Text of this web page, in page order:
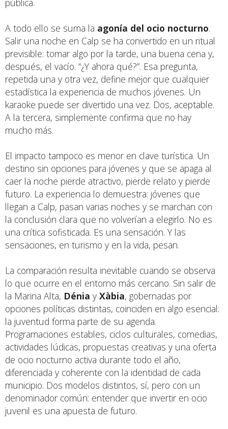
pública.
A todo ello se suma la agonía del ocio nocturno.
Salir una noche en Calp se ha convertido en un ritual
previsible: tomar algo por la tarde, una buena cena y,
después, el vacío. “¿Y ahora qué?”. Esa pregunta,
repetida una y otra vez, define mejor que cualquier
estadística la experiencia de muchos jóvenes. Un
karaoke puede ser divertido una vez. Dos, aceptable.
A la tercera, simplemente confirma que no hay
mucho más.
El impacto tampoco es menor en clave turística. Un
destino sin opciones para jóvenes y que se apaga al
caer la noche pierde atractivo, pierde relato y pierde
futuro. La experiencia lo demuestra: jóvenes que
llegan a Calp, pasan varias noches y se marchan con
la conclusión clara que no volverían a elegirlo. No es
una crítica sofisticada. Es una sensación. Y las
sensaciones, en turismo y en la vida, pesan.
La comparación resulta inevitable cuando se observa
lo que ocurre en el entorno más cercano. Sin salir de
la Marina Alta, Dénia y Xàbia, gobernadas por
opciones políticas distintas, coinciden en algo esencial:
la juventud forma parte de su agenda.
Programaciones estables, ciclos culturales, comedias,
actividades lúdicas, propuestas creativas y una oferta
de ocio nocturno activa durante todo el año,
diferenciada y coherente con la identidad de cada
municipio. Dos modelos distintos, sí, pero con un
denominador común: entender que invertir en ocio
juvenil es una apuesta de futuro.